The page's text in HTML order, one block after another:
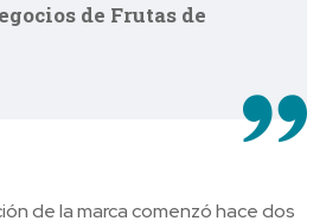
de Frutas de
de la marca comenzó hace dos